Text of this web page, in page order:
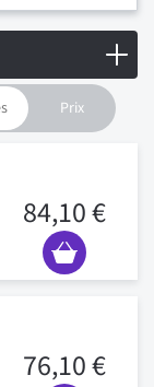
84,10 €
76,10 €